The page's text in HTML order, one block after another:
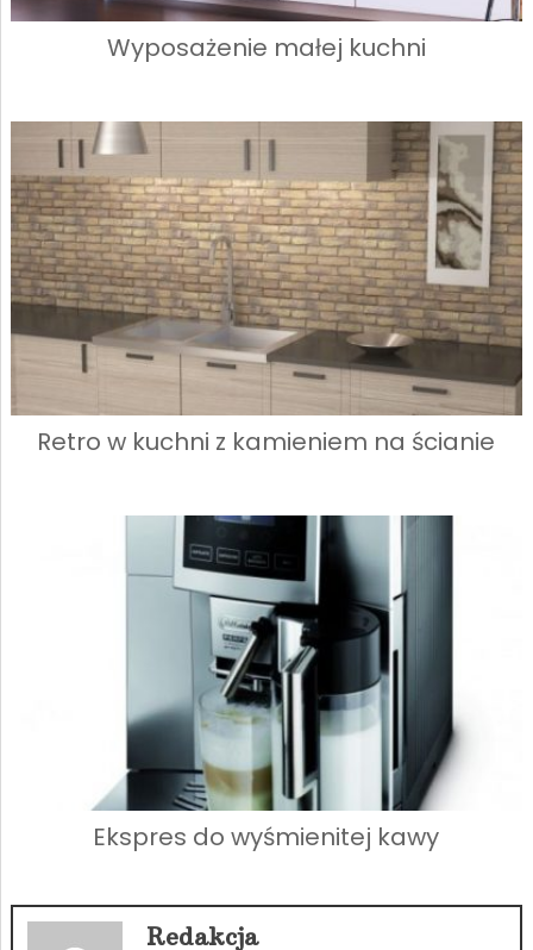
Wyposażenie małej kuchni
Retro w kuchni z kamieniem na ścianie
Ekspres do wyśmienitej kawy
Redakcja